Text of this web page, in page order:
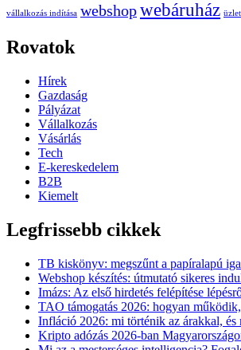
vállalkozás indítása webshopwebáruház
Rovatok
Hírek
Gazdaság
Pályázat
Vállalkozás
Vásárlás
Tech
E-kereskedelem
B2B
Kiemelt
Legfrissebb cikkek
TB kiskönyv: megszűnt a papíralapú
Webshop készítés: útmutató sikeres
Imázs: Az első hirdetés felépítése
TAO támogatás 2026: hogyan
Infláció 2026: mi történik az árakkal, és
Kripto adózás 2026-ban